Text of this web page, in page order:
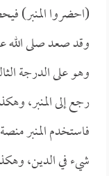
(احضروا المنبر)
وقد صعد صلى الله
وهو على الدرجة
رجع إلى المنبر،
فاستخدم المنبر
شيء في الدين،